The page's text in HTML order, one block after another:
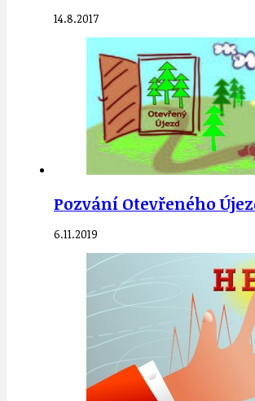
14.8.2017
Pozvání Otevřeného
6.11.2019